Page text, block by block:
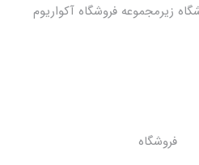
زیرمجموعه فروشگاه آکواریوم
فروشگاه